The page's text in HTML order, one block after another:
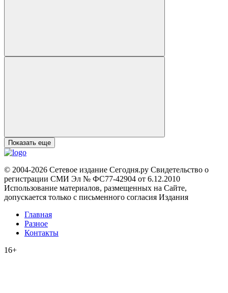
Показать еще
© 2004-2026 Сетевое издание Сегодня.ру Свидетельство о
регистрации СМИ Эл № ФС77-42904 от 6.12.2010
Использование материалов, размещенных на Сайте,
допускается только с письменного согласия Издания
Главная
Разное
Контакты
16+